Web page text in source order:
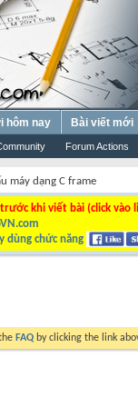
Forum Actions
hôm nay Bài viết mới
máy dạng C frame
khi viết bài (click
dùng chức năng
FAQ by clicking the link